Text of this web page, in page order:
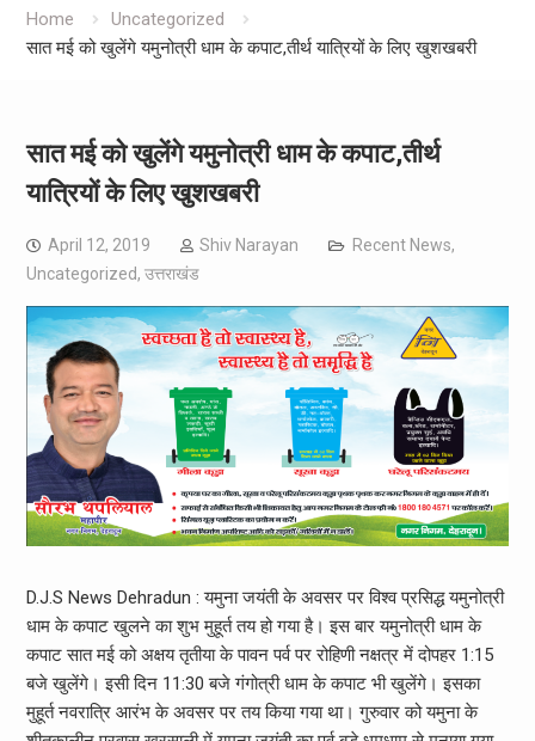
Home
Uncategorized
सात मई को खुलेंगे यमुनोत्री धाम के कपाट,तीर्थ यात्रियों के लिए खुशखबरी
सात मई को खुलेंगे यमुनोत्री धाम के कपाट,तीर्थ
यात्रियों के लिए खुशखबरी
April 12, 2019 Shiv Narayan Recent News,
Uncategorized, उत्तराखंड
D.J.S News Dehradun : यमुना जयंती के अवसर पर विश्व प्रसिद्ध यमुनोत्री
धाम के कपाट खुलने का शुभ मुहूर्त तय हो गया है। इस बार यमुनोत्री धाम के
कपाट सात मई को अक्षय तृतीया के पावन पर्व पर रोहिणी नक्षत्र में दोपहर 1:15
बजे खुलेंगे। इसी दिन 11:30 बजे गंगोत्री धाम के कपाट भी खुलेंगे। इसका
मुहूर्त नवरात्रि आरंभ के अवसर पर तय किया गया था। गुरुवार को यमुना के